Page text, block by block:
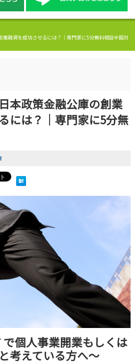
融資を成功させるには？｜専門家に5分無料相談全国対
本政策金融公庫の創業
には？｜専門家に5分無
個人事業開業もしくは
考えている方へ～